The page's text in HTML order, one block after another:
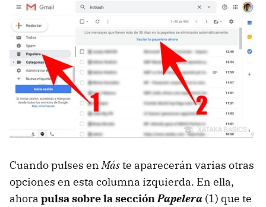
Cuando pulses enMáste aparecerán varias otras
opciones en esta columna izquierda. En ella,
ahora pulsa sobre la secciónPapelera (1) que te